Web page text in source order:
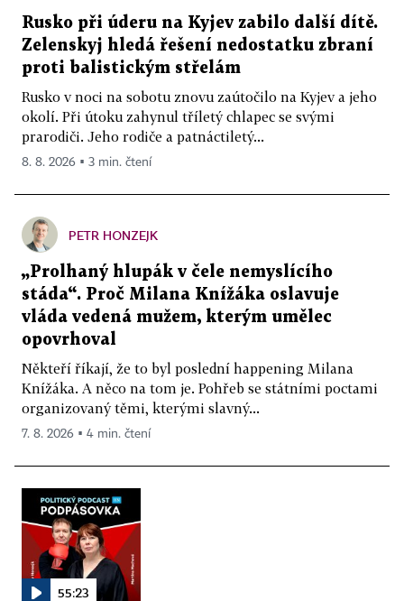
Rusko při úderu na Kyjev zabilo další dítě.
Zelenskyj hledá řešení nedostatku zbraní
proti balistickým střelám
Rusko v noci na sobotu znovu zaútočilo na Kyjev a jeho
okolí. Při útoku zahynul tříletý chlapec se svými
prarodiči. Jeho rodiče a patnáctiletý...
8. 8. 2026 ▪ 3 min. čtení
PETR HONZEJK
„Prolhaný hlupák v čele nemyslícího
stáda“. Proč Milana Knížáka oslavuje
vláda vedená mužem, kterým umělec
opovrhoval
Někteří říkají, že to byl poslední happening Milana
Knížáka. A něco na tom je. Pohřeb se státními poctami
organizovaný těmi, kterými slavný...
7. 8. 2026 ▪ 4 min. čtení
55:23